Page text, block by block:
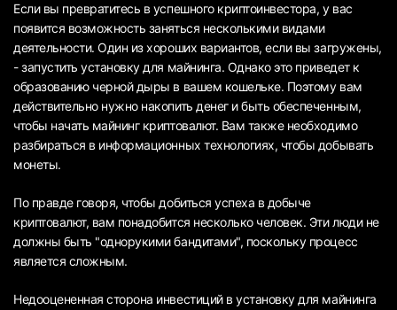
Если вы превратитесь в успешного криптоинвестора, у вас
появится возможность заняться несколькими видами
деятельности. Один из хороших вариантов, если вы загружены,
- запустить установку для майнинга. Однако это приведет к
образованию черной дыры в вашем кошельке. Поэтому вам
действительно нужно накопить денег и быть обеспеченным,
чтобы начать майнинг криптовалют. Вам также необходимо
разбираться в информационных технологиях, чтобы добывать
монеты.
По правде говоря, чтобы добиться успеха в добыче
криптовалют, вам понадобится несколько человек. Эти люди не
должны быть "однорукими бандитами", поскольку процесс
является сложным.
Недооцененная сторона инвестиций в установку для майнинга